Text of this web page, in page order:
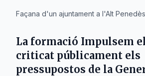
Façana d'un ajuntament a l'Alt
La formació Impulsem
criticat públicament els
pressupostos de la